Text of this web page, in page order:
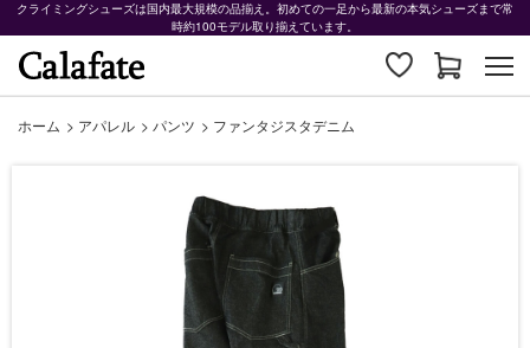
クライミングシューズは国内最大規模の品揃え。初めての一足から最新の本気シューズまで常
時約100モデル取り揃えています。
ホーム > アパレル > パンツ > ファンタジスタデニム